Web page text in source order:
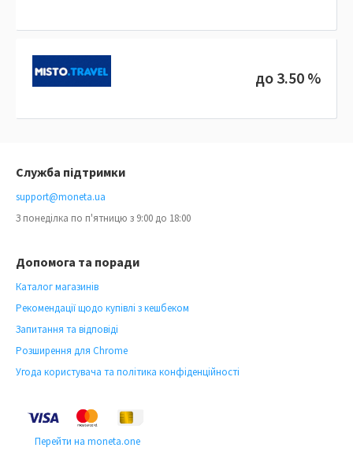
до 3.50 %
Допомога та поради
Каталог магазинів
Рекомендації щодо купівлі з кешбеком
Запитання та відповіді
Розширення для Chrome
Угода користувача та політика конфіденційності
Служба підтримки
support@moneta.ua
З понеділка по п'ятницю з 9:00 до 18:00
Перейти на moneta.one